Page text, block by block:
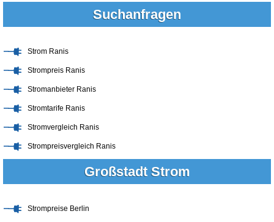
Suchanfragen
Strom Ranis
Strompreis Ranis
Stromanbieter Ranis
Stromtarife Ranis
Stromvergleich Ranis
Strompreisvergleich Ranis
Großstadt Strom
Strompreise Berlin